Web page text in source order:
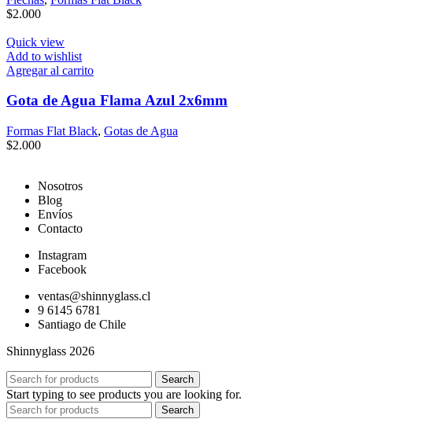
$2.000
Quick view
Add to wishlist
Agregar al carrito
Gota de Agua Flama Azul 2x6mm
Formas Flat Black, Gotas de Agua
$2.000
Nosotros
Blog
Envíos
Contacto
Instagram
Facebook
ventas@shinnyglass.cl
9 6145 6781
Santiago de Chile
Shinnyglass 2026
Search
Start typing to see products you are looking for.
Search